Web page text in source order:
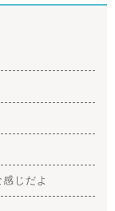
じだよ